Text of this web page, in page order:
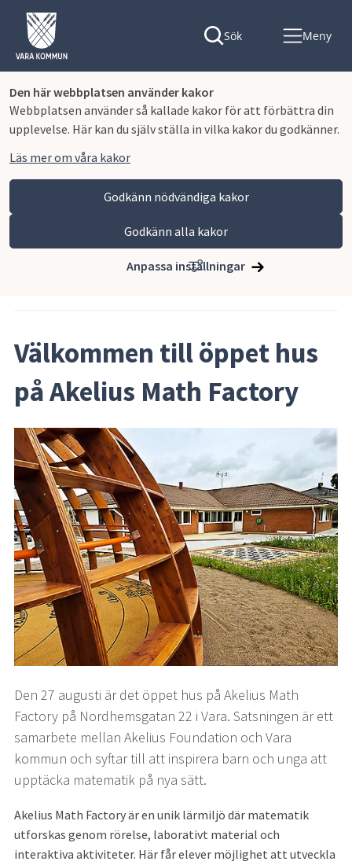
Den här webbplatsen använder kakor
Webbplatsen använder så kallade kakor för att förbättra din
upplevelse. Här kan du själv ställa in vilka kakor du godkänner.
Läs mer om våra kakor
Godkänn nödvändiga kakor
Godkänn alla kakor
Anpassa inställningar
Sök Meny
Vara kommun Nyhets- och pressrum
Välkommen till öppet hus
på Akelius Math Factory
Den 27 augusti är det öppet hus på Akelius Math
Factory på Nordhemsgatan 22 i Vara. Satsningen är ett
samarbete mellan Akelius Foundation och Vara
kommun och syftar till att inspirera barn och unga att
upptäcka matematik på nya sätt.
Akelius Math Factory är en unik lärmiljö där matematik
utforskas genom rörelse, laborativt material och
interaktiva aktiviteter. Här får elever möjlighet att utveckla